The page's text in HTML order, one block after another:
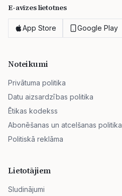
E-avīzes lietotnes
App Store Google Play
Noteikumi
Privātuma politika
Datu aizsardzības politika
Ētikas kodekss
Abonēšanas un atcelšanas politika
Politiskā reklāma
Lietotājiem
Sludinājumi